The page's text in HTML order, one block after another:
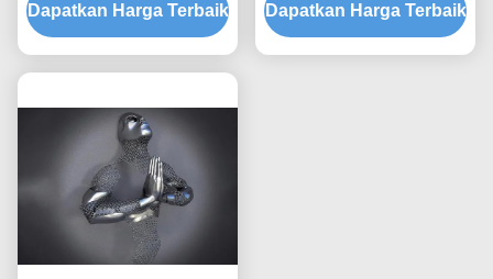
Dapatkan Harga Terbaik
selesai
Dapatkan Harga Terbaik